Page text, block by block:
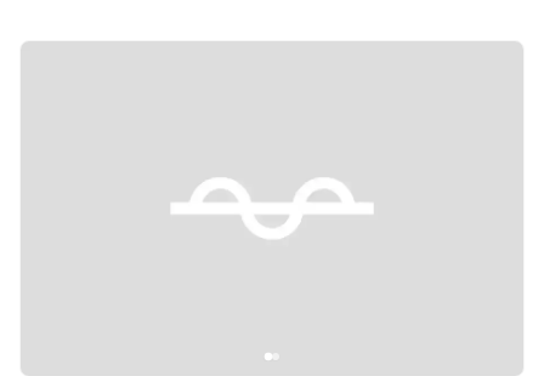
Previous slide